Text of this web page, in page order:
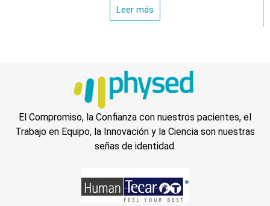
Leer más
El Compromiso, la Confianza con nuestros pacientes, el
Trabajo en Equipo, la Innovación y la Ciencia son nuestras
señas de identidad.